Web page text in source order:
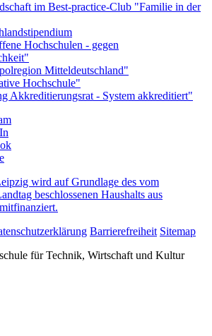
wird auf Grundlage des vom
beschlossenen Haushalts aus
Barrierefreiheit Sitemap
für Technik, Wirtschaft und Kultur